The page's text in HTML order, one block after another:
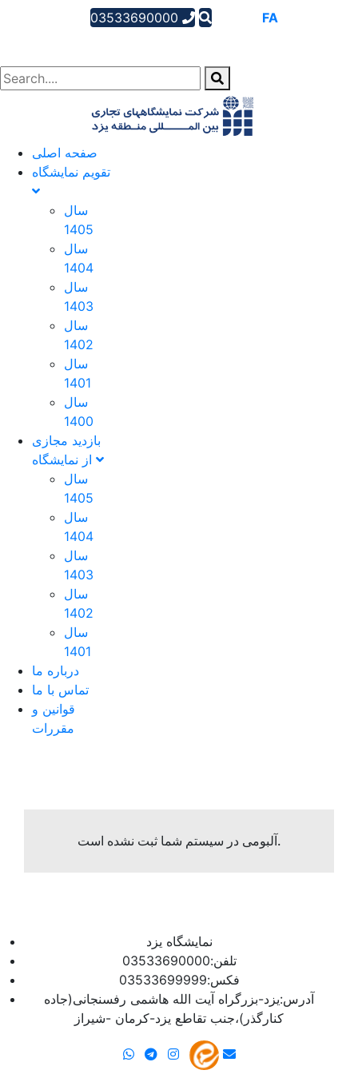
03533690000 FA
صفحه اصلی
تقویم نمایشگاه
سال
1405
سال
1404
سال
1403
سال
1402
سال
1401
سال
1400
بازدید مجازی
سال
1405
سال
1404
سال
1403
سال
1402
سال
1401
درباره ما
تماس با ما
قوانین و
مقررات
آلبومی در سیستم شما ثبت نشده است.
نمایشگاه یزد
تلفن:03533690000
فکس:03533699999
آدرس:یزد-بزرگراه آیت الله هاشمی رفسنجانی(جاده
کنارگذر)،جنب تقاطع یزد-کرمان -شیراز